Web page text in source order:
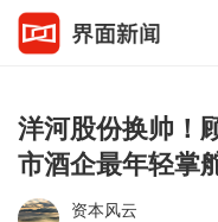
洋河股份换帅！
市酒企最年轻掌
资本风云